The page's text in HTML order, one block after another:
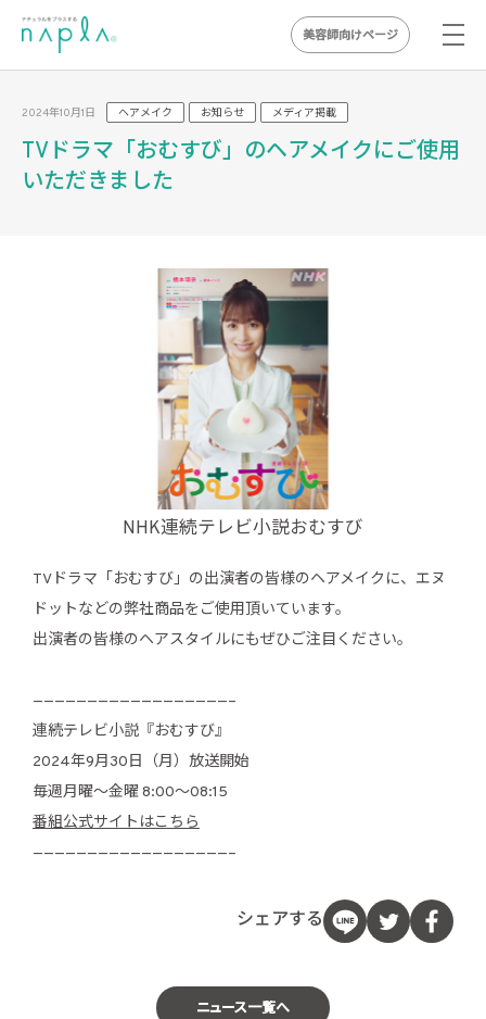
content
美容師向けページ
2024年10月1日 ヘアメイク お知らせ メディア掲載
TVドラマ「おむすび」のヘアメイクにご使用
いただきました
NHK連続テレビ小説おむすび
TVドラマ「おむすび」の出演者の皆様のヘアメイクに、エヌ
ドットなどの弊社商品をご使用頂いています。
出演者の皆様のヘアスタイルにもぜひご注目ください。
——————————————————–
連続テレビ小説『おむすび』
2024年9月30日（月）放送開始
毎週月曜～金曜 8:00〜08:15
番組公式サイトはこちら
——————————————————–
シェアする
ニュース一覧へ